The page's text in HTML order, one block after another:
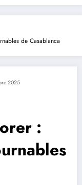
de Casablanca
2025
: